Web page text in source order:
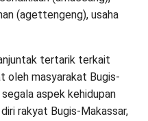
(agettengeng), usaha
tertarik terkait
oleh masyarakat Bugis-
aspek kehidupan
rakyat Bugis-Makassar,